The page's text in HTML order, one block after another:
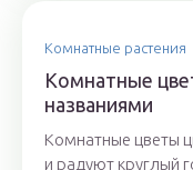
Комнатные растения
Комнатные
названиями
Комнатные цветы
и радуют круглый